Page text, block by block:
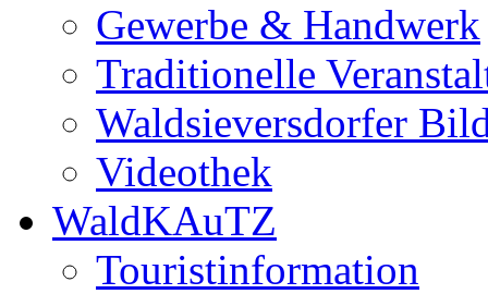
Gewerbe & Handwerk
Traditionelle
Waldsieversdorfer
Videothek
WaldKAuTZ
Touristinformation